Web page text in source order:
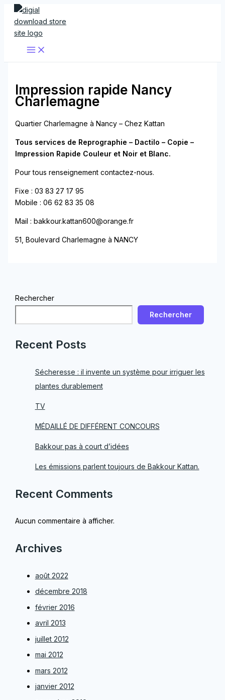
Aller
contenu
Impression rapide Nancy
Charlemagne
Quartier Charlemagne à Nancy – Chez Kattan
Tous services de Reprographie – Dactilo – Copie –
Impression Rapide Couleur et Noir et Blanc.
Pour tous renseignement contactez-nous.
Fixe : 03 83 27 17 95
Mobile : 06 62 83 35 08
Mail : bakkour.kattan600@orange.fr
51, Boulevard Charlemagne à NANCY
Rechercher
Rechercher
Recent Posts
Sécheresse : il invente un système pour irriguer les
plantes durablement
TV
MÉDAILLÉ DE DIFFÉRENT CONCOURS
Bakkour pas à court d’idées
Les émissions parlent toujours de Bakkour Kattan.
Recent Comments
Aucun commentaire à afficher.
Archives
août 2022
décembre 2018
février 2016
avril 2013
juillet 2012
mai 2012
mars 2012
janvier 2012